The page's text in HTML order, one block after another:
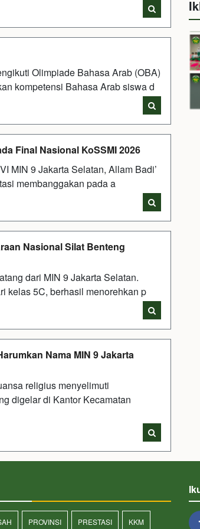
Olimpiade Bahasa Arab (OBA)
kompetensi Bahasa Arab siswa d
Final Nasional KoSSMI 2026
MIN 9 Jakarta Selatan, Allam Badi’
membanggakan pada a
Nasional Silat Benteng
dari MIN 9 Jakarta Selatan.
kelas 5C, berhasil menorehkan p
Nama MIN 9 Jakarta
religius menyelimuti
digelar di Kantor Kecamatan
PROVINSI PRESTASI KKM